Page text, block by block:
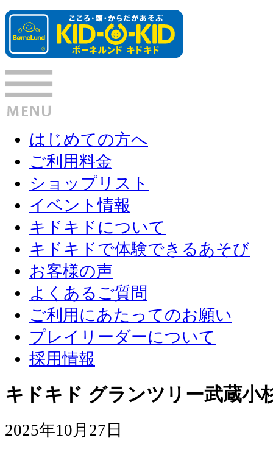
はじめての方へ
ご利用料金
ショップリスト
イベント情報
キドキドについて
キドキドで体験できるあそび
お客様の声
よくあるご質問
ご利用にあたってのお願い
プレイリーダーについて
採用情報
キドキド グランツリー武蔵小
2025年10月27日